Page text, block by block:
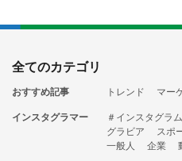
全てのカテゴリ
おすすめ記事 トレンド マー
インスタグラマー
＃インスタグラム
グラビア
スポ
一般人
企業